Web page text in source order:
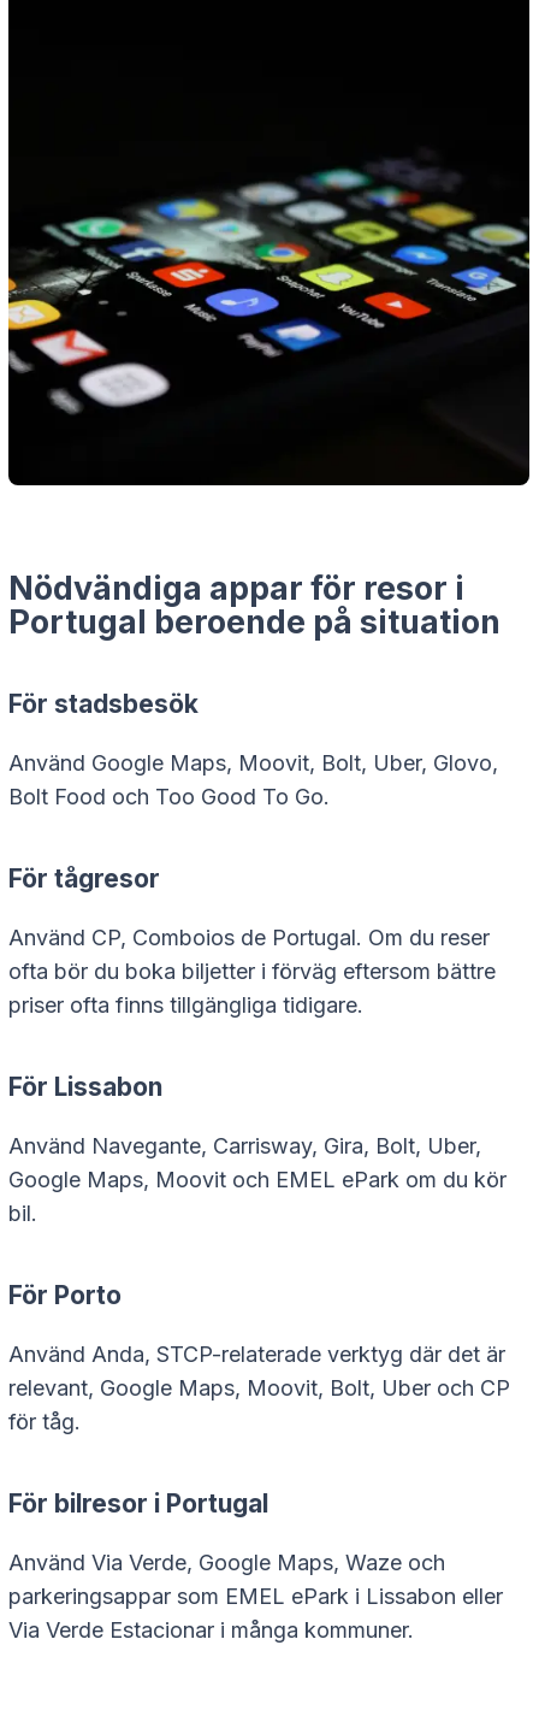
Nödvändiga appar för resor i
Portugal beroende på situation
För stadsbesök
Använd Google Maps, Moovit, Bolt, Uber, Glovo,
Bolt Food och Too Good To Go.
För tågresor
Använd CP, Comboios de Portugal. Om du reser
ofta bör du boka biljetter i förväg eftersom bättre
priser ofta finns tillgängliga tidigare.
För Lissabon
Använd Navegante, Carrisway, Gira, Bolt, Uber,
Google Maps, Moovit och EMEL ePark om du kör
bil.
För Porto
Använd Anda, STCP-relaterade verktyg där det är
relevant, Google Maps, Moovit, Bolt, Uber och CP
för tåg.
För bilresor i Portugal
Använd Via Verde, Google Maps, Waze och
parkeringsappar som EMEL ePark i Lissabon eller
Via Verde Estacionar i många kommuner.